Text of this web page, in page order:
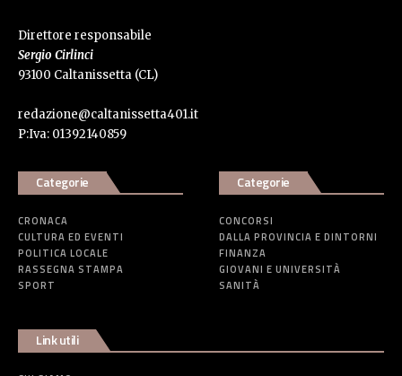
Direttore responsabile
Sergio Cirlinci
93100 Caltanissetta (CL)
redazione@caltanissetta401.it
P:Iva: 01392140859
Categorie
CRONACA
CULTURA ED EVENTI
POLITICA LOCALE
RASSEGNA STAMPA
SPORT
Categorie
CONCORSI
DALLA PROVINCIA E DINTORNI
FINANZA
GIOVANI E UNIVERSITÀ
SANITÀ
Link utili